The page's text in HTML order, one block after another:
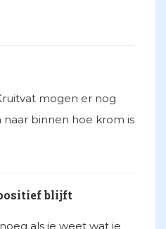
mogen er nog
binnen hoe krom is
blijft
als je weet wat je